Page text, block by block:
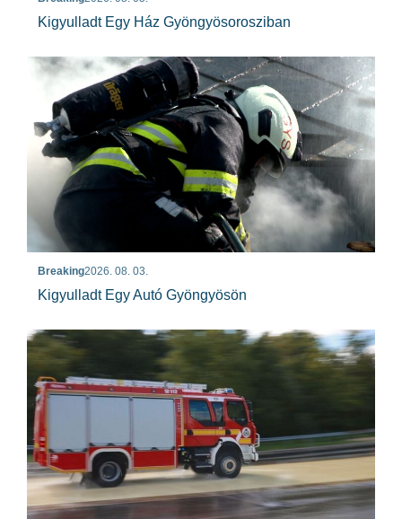
Kigyulladt Egy Ház Gyöngyösorosziban
Breaking2026. 08. 03.
Kigyulladt Egy Autó Gyöngyösön